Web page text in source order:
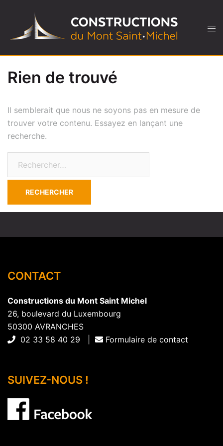
Rien de trouvé
Il semblerait que nous ne soyons pas en mesure de
trouver votre contenu. Essayez en lançant une
recherche.
CONTACT
Constructions du Mont Saint Michel
26, boulevard du Luxembourg
50300 AVRANCHES
02 33 58 40 29 |
Formulaire de contact
SUIVEZ-NOUS !